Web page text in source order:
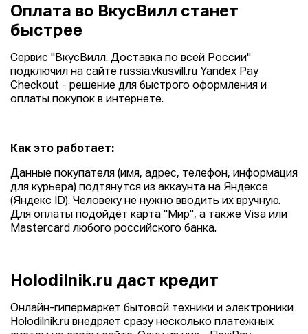
Оплата во ВкусВилл станет
быстрее
Сервис "ВкусВилл. Доставка по всей России"
подключил на сайте russia.vkusvill.ru Yandex Pay
Checkout - решение для быстрого оформления и
оплаты покупок в интернете.
Как это работает:
Данные покупателя (имя, адрес, телефон, информация
для курьера) подтянутся из аккаунта на Яндексе
(Яндекс ID). Человеку не нужно вводить их вручную.
Для оплаты подойдёт карта "Мир", а также Visa или
Mastercard любого российского банка.
Holodilnik.ru даст кредит
Онлайн-гипермаркет бытовой техники и электроники
Holodilnik.ru внедряет сразу несколько платежных